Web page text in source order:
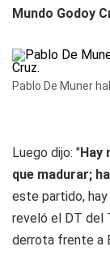
Mundo Godoy
Pablo De Muner
Luego dijo: "Hay
que madurar;
este partido, hay
reveló el DT del
derrota frente a